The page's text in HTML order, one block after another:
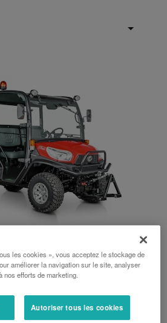
X1110
25 ch, Variation continue
les cookies », vous acceptez le stockage de
améliorer la navigation sur le site, analyser
nos efforts de marketing.
Autoriser tous les cookies